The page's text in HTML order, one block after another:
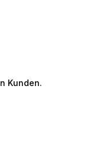
Sternen
Kunden.